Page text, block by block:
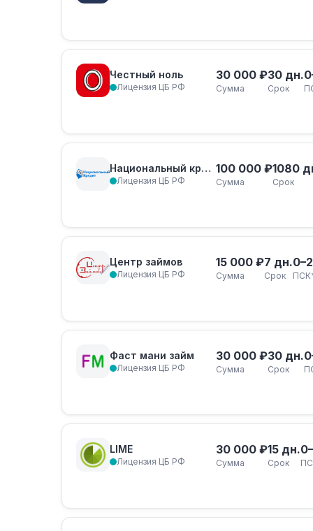
Честный ноль
Лицензия ЦБ РФ
30 000 ₽
Сумма
30 дн.
Срок
Национальный кредит
Лицензия ЦБ РФ
100 000 ₽
Сумма
1080
Срок
Центр займов
Лицензия ЦБ РФ
15 000 ₽
Сумма
7 дн.
Срок
Фаст мани займ
Лицензия ЦБ РФ
30 000 ₽
Сумма
30 дн.
Срок
LIME
Лицензия ЦБ РФ
30 000 ₽
Сумма
15 дн.
Срок